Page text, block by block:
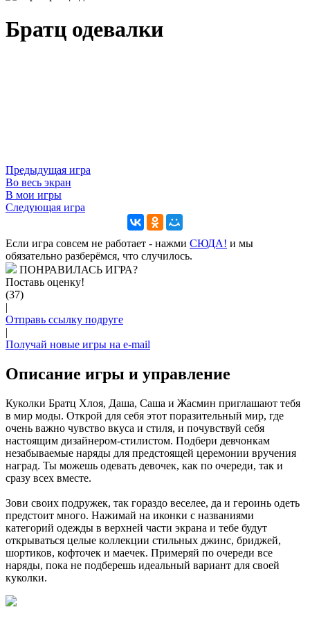
Братц одевалки
Предыдущая игра
Во весь экран
В мои игры
Следующая игра
Если игра совсем не работает - нажми CЮДА! и мы
обязательно разберёмся, что случилось.
ПОНРАВИЛАСЬ ИГРА?
Поставь оценку!
(37)
|
Отправь ссылку подруге
|
Получай новые игры на e-mail
Описание игры и управление
Куколки Братц Хлоя, Даша, Саша и Жасмин приглашают тебя
в мир моды. Открой для себя этот поразительный мир, где
очень важно чувство вкуса и стиля, и почувствуй себя
настоящим дизайнером-стилистом. Подбери девчонкам
незабываемые наряды для предстоящей церемонии вручения
наград. Ты можешь одевать девочек, как по очереди, так и
сразу всех вместе.
Зови своих подружек, так гораздо веселее, да и героинь одеть
предстоит много. Нажимай на иконки с названиями
категорий одежды в верхней части экрана и тебе будут
открываться целые коллекции стильных джинс, бриджей,
шортиков, кофточек и маечек. Примеряй по очереди все
наряды, пока не подберешь идеальный вариант для своей
куколки.